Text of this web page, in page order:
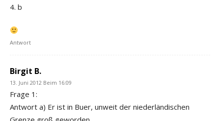
4. b
Antwort
Birgit B.
13. Juni 2012 Beim 16:09
Frage 1:
Antwort a) Er ist in Buer, unweit der niederländischen